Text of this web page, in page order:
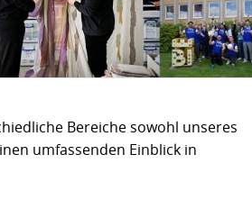
Bereiche sowohl unseres
umfassenden Einblick in